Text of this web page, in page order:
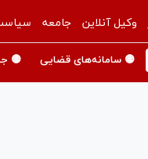
وکیل آنلاین جامعه
🟡 سامانه‌های قضایی 🟡